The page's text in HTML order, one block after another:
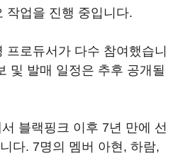
작업을 진행 중입니다.
프로듀서가 다수 참여했습니
및 발매 일정은 추후 공개될
블랙핑크 이후 7년 만에 선
다. 7명의 멤버 아현, 하람,